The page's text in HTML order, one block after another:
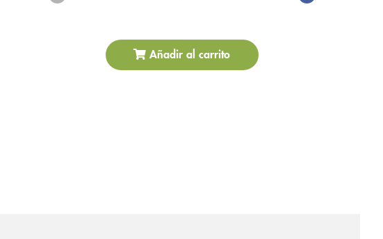
Añadir al carrito